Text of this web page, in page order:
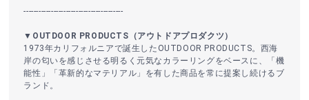
----------------------------------------
▼OUTDOOR PRODUCTS（アウトドアプロダクツ）
1973年カリフォルニアで誕生したOUTDOOR PRODUCTS。西海
岸の匂いを感じさせる明るく元気なカラーリングをベースに、「機
能性」「革新的なマテリアル」を有した商品を常に提案し続けるブ
ランド。